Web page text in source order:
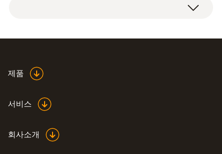
Pt100센서 정확도
±(0.1 °C + 0.05 측정값의 %) (-40 ~ 0 °C)
±0.05 °C (0 ~ +100 °C)
±(0.05 °C + 0.05 측정값의 %) (+100 ~ +300 °C)
제품
서비스
회사소개